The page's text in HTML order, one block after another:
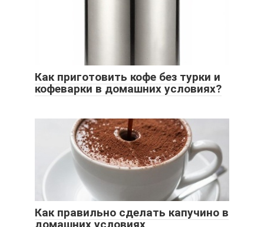
Как приготовить кофе без турки и
кофеварки в домашних условиях?
Как правильно сделать капучино в
домашних условиях